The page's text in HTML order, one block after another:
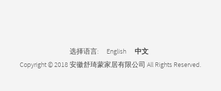
选择语言: English 中文
Copyright © 2018 安徽舒琦蒙家居有限公司 All Rights Reserved.